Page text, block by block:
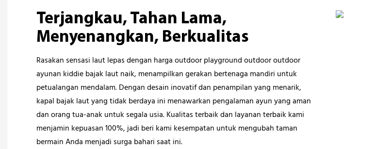
Terjangkau, Tahan Lama,
Menyenangkan, Berkualitas
Rasakan sensasi laut lepas dengan harga outdoor playground outdoor outdoor
ayunan kiddie bajak laut naik, menampilkan gerakan bertenaga mandiri untuk
petualangan mendalam. Dengan desain inovatif dan penampilan yang menarik,
kapal bajak laut yang tidak berdaya ini menawarkan pengalaman ayun yang aman
dan orang tua-anak untuk segala usia. Kualitas terbaik dan layanan terbaik kami
menjamin kepuasan 100%, jadi beri kami kesempatan untuk mengubah taman
bermain Anda menjadi surga bahari saat ini.